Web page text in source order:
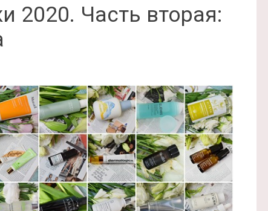
2020. Часть вторая: